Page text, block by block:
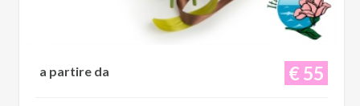
€ 55
a partire da